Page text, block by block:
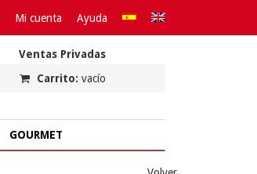
Mi cuenta Ayuda
Ventas Privadas
Carrito: vacío
GOURMET